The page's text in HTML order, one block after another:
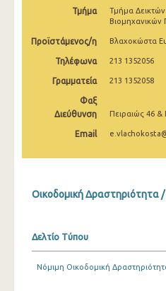
Οκτωβρίου 2024
Αυγούστου 2024
Ιουλίου 2024
Ιουνίου 2024
Μαΐου 2024
Απριλίου 2024
Ιανουαρίου 2024
Τμήμα
Τμήμα
Βιομηχανικών
Προϊστάμενος/η Βλαχοκώστα
Τηλέφωνα 213 1352056
Γραμματεία 213 1352058
Φαξ
Διεύθυνση
Πειραιώς 46 &
Email
Οικοδομική Δραστηριότητα /
Δελτίο Τύπου
Νόμιμη Οικοδομική